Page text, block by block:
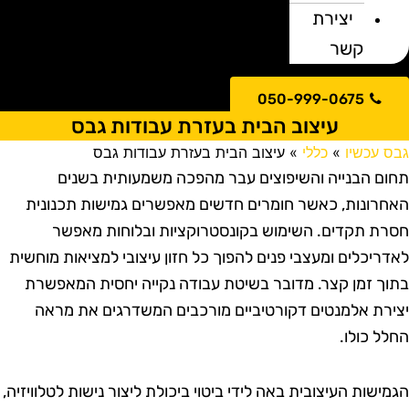
יצירת
קשר
050-999-0675
עיצוב הבית בעזרת עבודות גבס
עכשיו» כללי» עיצוב הבית בעזרת עבודות גבס
הבנייה והשיפוצים עבר מהפכה משמעותית בשנים
כאשר חומרים חדשים מאפשרים גמישות תכנונית
תקדים. השימוש בקונסטרוקציות ובלוחות מאפשר
ומעצבי פנים להפוך כל חזון עיצובי למציאות מוחשית
זמן קצר. מדובר בשיטת עבודה נקייה יחסית המאפשרת
אלמנטים דקורטיביים מורכבים המשדרגים את מראה
כולו.
העיצובית באה לידי ביטוי ביכולת ליצור נישות לטלוויזיה,